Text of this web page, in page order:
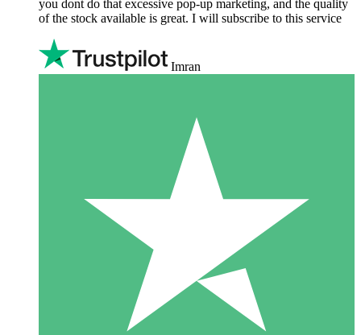
you dont do that excessive pop-up marketing, and the quality
of the stock available is great. I will subscribe to this service
Imran